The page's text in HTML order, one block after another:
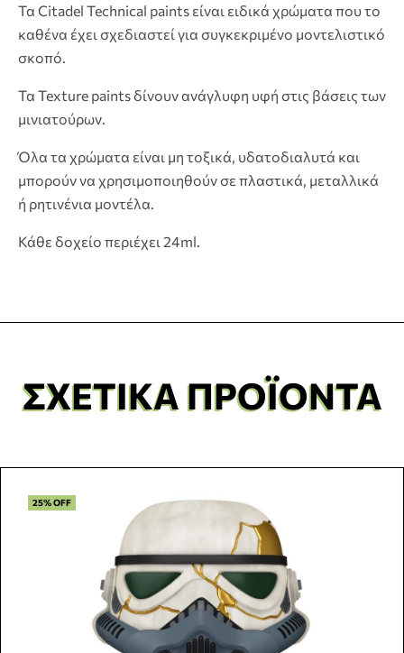
Τα Citadel Technical paints είναι ειδικά χρώματα που το
καθένα έχει σχεδιαστεί για συγκεκριμένο μοντελιστικό
σκοπό.
Τα Texture paints δίνουν ανάγλυφη υφή στις βάσεις των
μινιατούρων.
Όλα τα χρώματα είναι μη τοξικά, υδατοδιαλυτά και
μπορούν να χρησιμοποιηθούν σε πλαστικά, μεταλλικά
ή ρητινένια μοντέλα.
Κάθε δοχείο περιέχει 24ml.
ΣΧΕΤΙΚΆ ΠΡΟΪΌΝΤΑ
25% OFF